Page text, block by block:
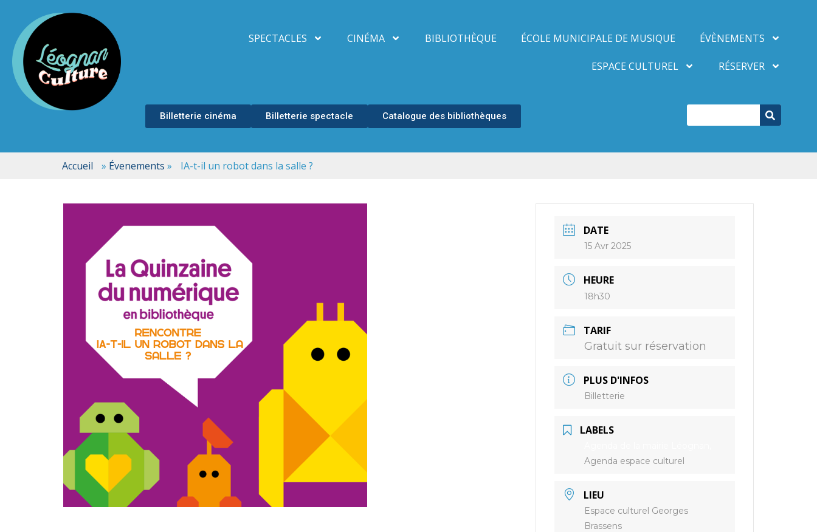
SPECTACLES CINÉMA BIBLIOTHÈQUE ÉCOLE MUNICIPALE DE MUSIQUE ÉVÈNEMENTS
ESPACE CULTUREL RÉSERVER
Billetterie cinéma Billetterie spectacle Catalogue des bibliothèques
Accueil » Évenements » IA-t-il un robot dans la salle ?
DATE
15 Avr 2025
HEURE
18h30
TARIF
Gratuit sur réservation
PLUS D'INFOS
Billetterie
LABELS
Agenda espace culturel
LIEU
Espace culturel Georges
Brassens